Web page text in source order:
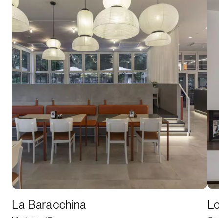
La Baracchina